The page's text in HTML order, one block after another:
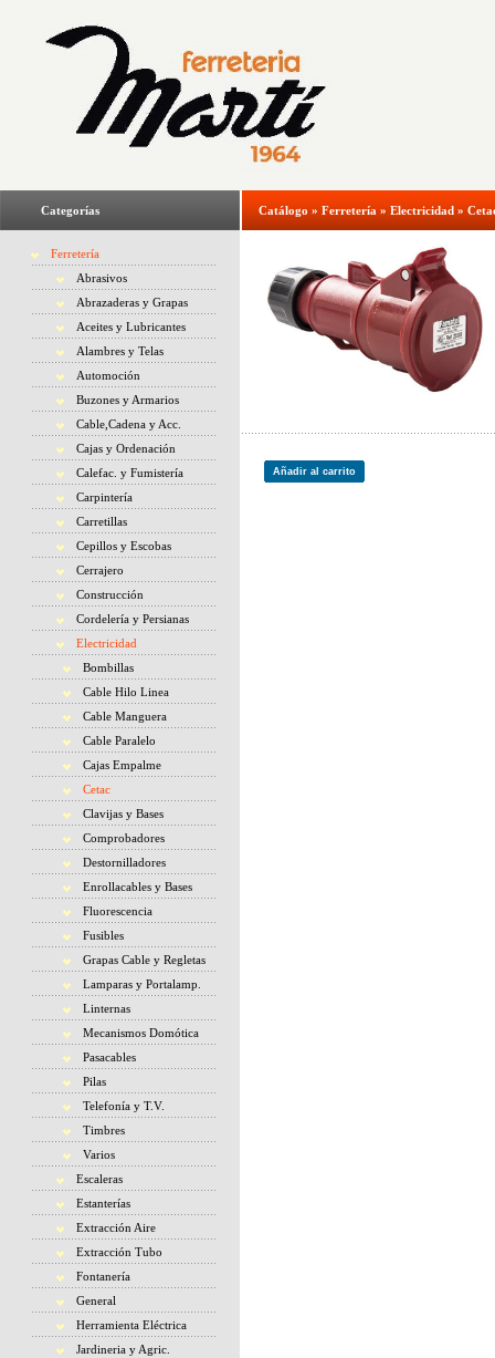
Categorías
Ferretería
Abrasivos
Abrazaderas y Grapas
Aceites y Lubricantes
Alambres y Telas
Automoción
Buzones y Armarios
Cable,Cadena y Acc.
Cajas y Ordenación
Calefac. y Fumistería
Carpintería
Carretillas
Cepillos y Escobas
Cerrajero
Construcción
Cordelería y Persianas
Electricidad
Bombillas
Cable Hilo Linea
Cable Manguera
Cable Paralelo
Cajas Empalme
Cetac
Clavijas y Bases
Comprobadores
Destornilladores
Enrollacables y Bases
Fluorescencia
Fusibles
Grapas Cable y Regletas
Lamparas y Portalamp.
Linternas
Mecanismos Domótica
Pasacables
Pilas
Telefonía y T.V.
Timbres
Varios
Escaleras
Estanterías
Extracción Aire
Extracción Tubo
Fontanería
General
Herramienta Eléctrica
Jardineria y Agric.
Catálogo » Ferretería » Electricidad »
Añadir al carrito